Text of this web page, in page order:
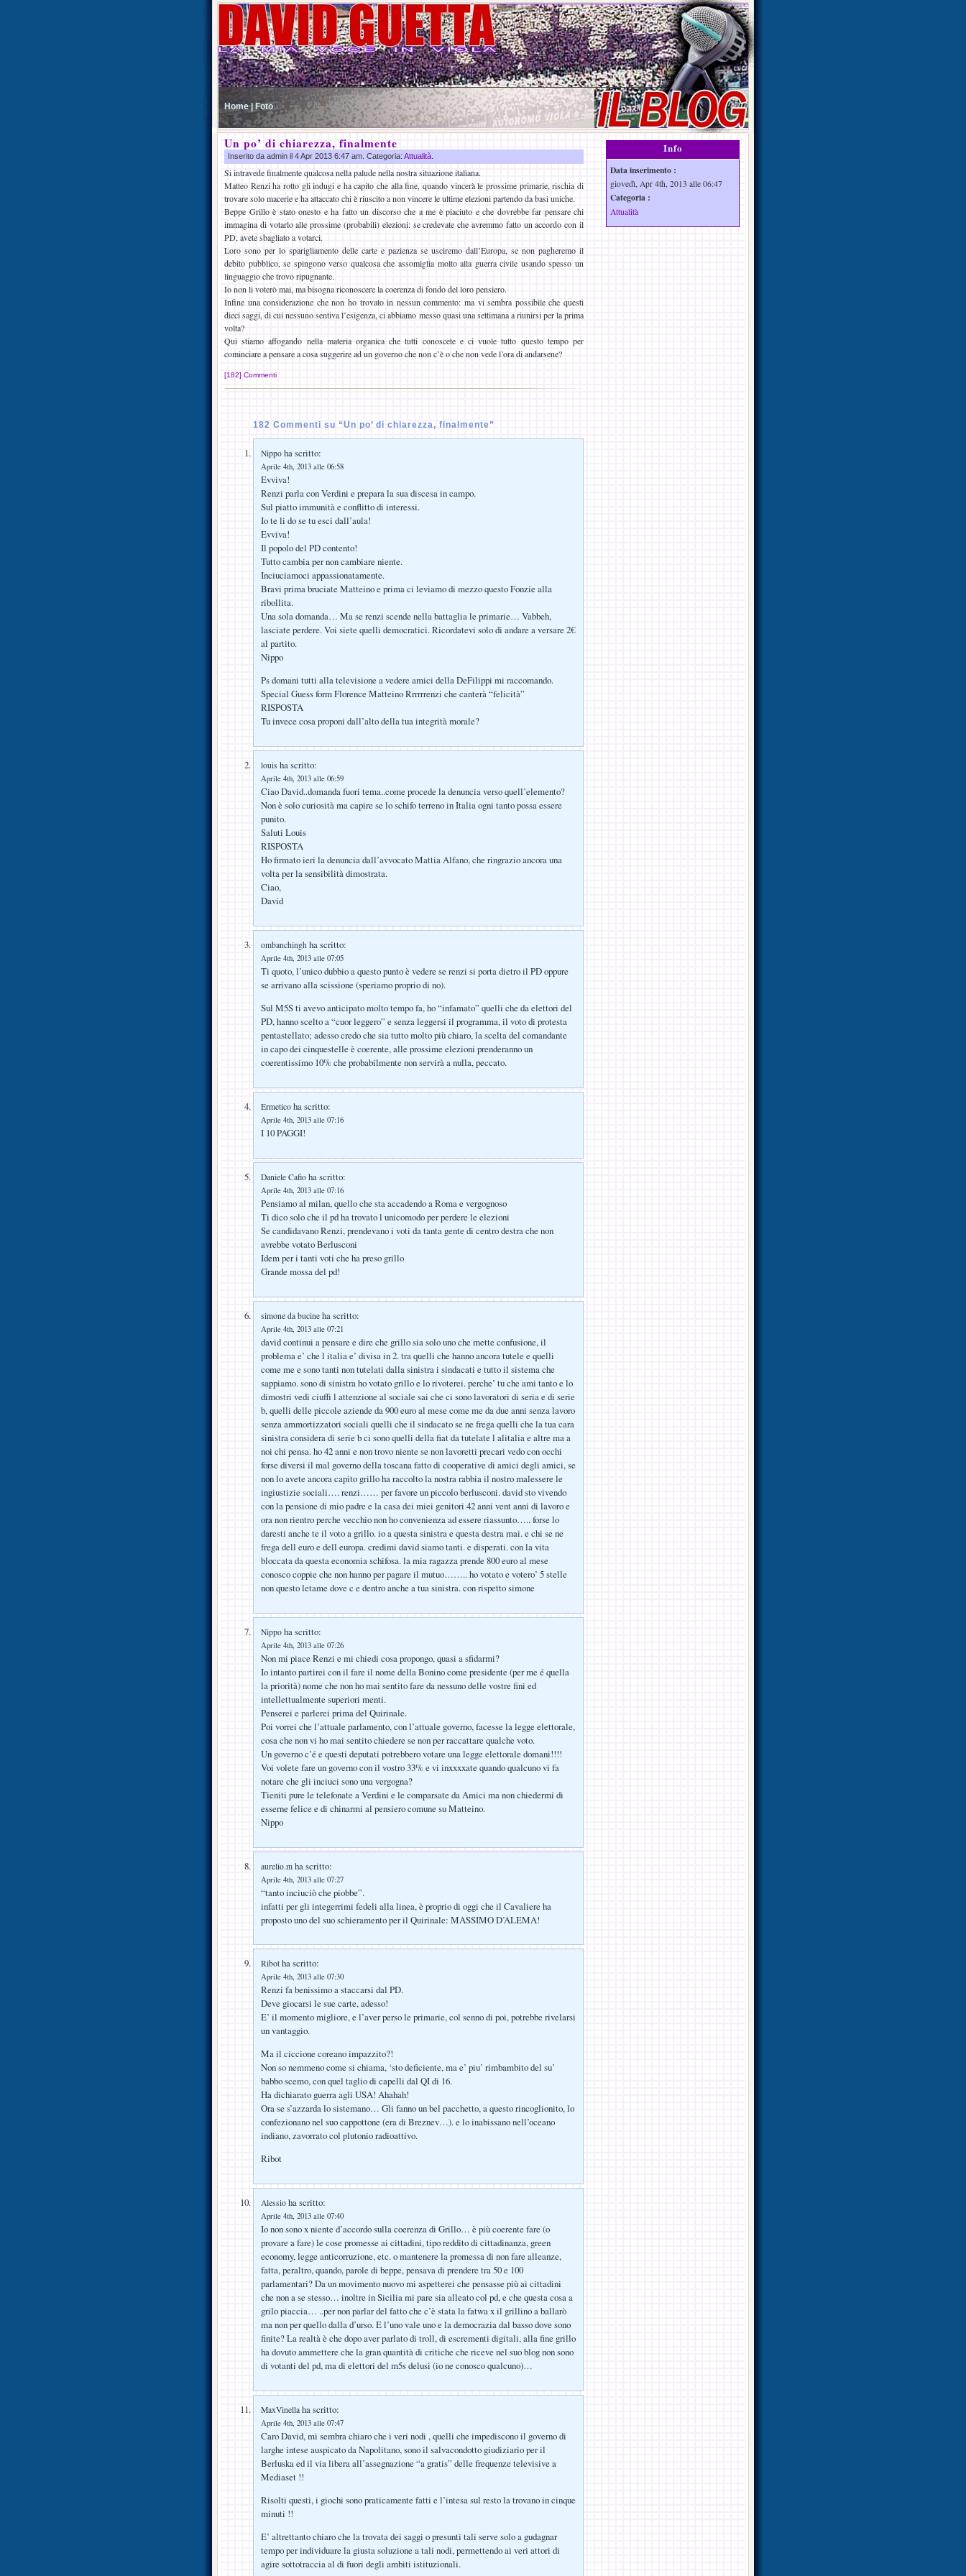
Home | Foto
Un po’ di chiarezza, finalmente
Inserito da admin il 4 Apr 2013 6:47 am. Categoria: Attualità
Si intravede finalmente qualcosa nella palude nella nostra situazione italiana.
Matteo Renzi ha rotto gli indugi e ha capito che alla fine, quando vincerà le prossime primarie, rischia di
trovare solo macerie e ha attaccato chi è riuscito a non vincere le ultime elezioni partendo da basi uniche.
Beppe Grillo è stato onesto e ha fatto un discorso che a me è piaciuto e che dovrebbe far pensare chi
immagina di votarlo alle prossime (probabili) elezioni: se credevate che avremmo fatto un accordo con il
PD, avete sbagliato a votarci.
Loro sono per lo sparigliamento delle carte e pazienza se usciremo dall’Europa, se non pagheremo il
debito pubblico, se spingono verso qualcosa che assomiglia molto alla guerra civile usando spesso un
linguaggio che trovo ripugnante.
Io non li voterò mai, ma bisogna riconoscere la coerenza di fondo del loro pensiero.
Infine una considerazione che non ho trovato in nessun commento: ma vi sembra possibile che questi
dieci saggi, di cui nessuno sentiva l’esigenza, ci abbiamo messo quasi una settimana a riunirsi per la prima
volta?
Qui stiamo affogando nella materia organica che tutti conoscete e ci vuole tutto questo tempo per
cominciare a pensare a cosa suggerire ad un governo che non c’è o che non vede l’ora di andarsene?
[182] Commenti
182 Commenti su “Un po’ di chiarezza, finalmente”
Nippo ha scritto:
Aprile 4th, 2013 alle 06:58
Evviva!
Renzi parla con Verdini e prepara la sua discesa in campo.
Sul piatto immunità e conflitto di interessi.
Io te li do se tu esci dall’aula!
Evviva!
Il popolo del PD contento!
Tutto cambia per non cambiare niente.
Inciuciamoci appassionatamente.
Bravi prima bruciate Matteino e prima ci leviamo di mezzo questo Fonzie alla
ribollita.
Una sola domanda… Ma se renzi scende nella battaglia le primarie… Vabbeh,
lasciate perdere. Voi siete quelli democratici. Ricordatevi solo di andare a versare 2€
al partito.
Nippo
Ps domani tutti alla televisione a vedere amici della DeFilippi mi raccomando.
Special Guess form Florence Matteino Rrrrrrenzi che canterà “felicità”
RISPOSTA
Tu invece cosa proponi dall’alto della tua integrità morale?
louis ha scritto:
Aprile 4th, 2013 alle 06:59
Ciao David..domanda fuori tema..come procede la denuncia verso quell’elemento?
Non è solo curiosità ma capire se lo schifo terreno in Italia ogni tanto possa essere
punito.
Saluti Louis
RISPOSTA
Ho firmato ieri la denuncia dall’avvocato Mattia Alfano, che ringrazio ancora una
volta per la sensibilità dimostrata.
Ciao,
David
ombanchingh ha scritto:
Aprile 4th, 2013 alle 07:05
Ti quoto, l’unico dubbio a questo punto è vedere se renzi si porta dietro il PD oppure
se arrivano alla scissione (speriamo proprio di no).
Sul M5S ti avevo anticipato molto tempo fa, ho “infamato” quelli che da elettori del
PD, hanno scelto a “cuor leggero” e senza leggersi il programma, il voto di protesta
pentastellato; adesso credo che sia tutto molto più chiaro, la scelta del comandante
in capo dei cinquestelle è coerente, alle prossime elezioni prenderanno un
coerentissimo 10% che probabilmente non servirà a nulla, peccato.
Ermetico ha scritto:
Aprile 4th, 2013 alle 07:16
I 10 PAGGI!
Daniele Cafio ha scritto:
Aprile 4th, 2013 alle 07:16
Pensiamo al milan, quello che sta accadendo a Roma e vergognoso
Ti dico solo che il pd ha trovato l unicomodo per perdere le elezioni
Se candidavano Renzi, prendevano i voti da tanta gente di centro destra che non
avrebbe votato Berlusconi
Idem per i tanti voti che ha preso grillo
Grande mossa del pd!
simone da bucine ha scritto:
Aprile 4th, 2013 alle 07:21
david continui a pensare e dire che grillo sia solo uno che mette confusione, il
problema e’ che l italia e’ divisa in 2. tra quelli che hanno ancora tutele e quelli
come me e sono tanti non tutelati dalla sinistra i sindacati e tutto il sistema che
sappiamo. sono di sinistra ho votato grillo e lo rivoterei. perche’ tu che ami tanto e lo
dimostri vedi ciuffi l attenzione al sociale sai che ci sono lavoratori di seria e di serie
b, quelli delle piccole aziende da 900 euro al mese come me da due anni senza lavoro
senza ammortizzatori sociali quelli che il sindacato se ne frega quelli che la tua cara
sinistra considera di serie b ci sono quelli della fiat da tutelate l alitalia e altre ma a
noi chi pensa. ho 42 anni e non trovo niente se non lavoretti precari vedo con occhi
forse diversi il mal governo della toscana fatto di cooperative di amici degli amici, se
non lo avete ancora capito grillo ha raccolto la nostra rabbia il nostro malessere le
ingiustizie sociali…. renzi…… per favore un piccolo berlusconi. david sto vivendo
con la pensione di mio padre e la casa dei miei genitori 42 anni vent anni di lavoro e
ora non rientro perche vecchio non ho convenienza ad essere riassunto….. forse lo
daresti anche te il voto a grillo. io a questa sinistra e questa destra mai. e chi se ne
frega dell euro e dell europa. credimi david siamo tanti. e disperati. con la vita
bloccata da questa economia schifosa. la mia ragazza prende 800 euro al mese
conosco coppie che non hanno per pagare il mutuo…….. ho votato e votero’ 5 stelle
non questo letame dove c e dentro anche a tua sinistra. con rispetto simone
Nippo ha scritto:
Aprile 4th, 2013 alle 07:26
Non mi piace Renzi e mi chiedi cosa propongo, quasi a sfidarmi?
Io intanto partirei con il fare il nome della Bonino come presidente (per me é quella
la priorità) nome che non ho mai sentito fare da nessuno delle vostre fini ed
intellettualmente superiori menti.
Penserei e parlerei prima del Quirinale.
Poi vorrei che l’attuale parlamento, con l’attuale governo, facesse la legge elettorale,
cosa che non vi ho mai sentito chiedere se non per raccattare qualche voto.
Un governo c’é e questi deputati potrebbero votare una legge elettorale domani!!!!
Voi volete fare un governo con il vostro 33% e vi inxxxxate quando qualcuno vi fa
notare che gli inciuci sono una vergogna?
Tieniti pure le telefonate a Verdini e le comparsate da Amici ma non chiedermi di
esserne felice e di chinarmi al pensiero comune su Matteino.
Nippo
aurelio.m ha scritto:
Aprile 4th, 2013 alle 07:27
“tanto inciuciò che piobbe”.
infatti per gli integerrimi fedeli alla linea, è proprio di oggi che il Cavaliere ha
proposto uno del suo schieramento per il Quirinale: MASSIMO D’ALEMA!
Ribot ha scritto:
Aprile 4th, 2013 alle 07:30
Renzi fa benissimo a staccarsi dal PD.
Deve giocarsi le sue carte, adesso!
E’ il momento migliore, e l’aver perso le primarie, col senno di poi, potrebbe rivelarsi
un vantaggio.
Ma il ciccione coreano impazzito?!
Non so nemmeno come si chiama, ‘sto deficiente, ma e’ piu’ rimbambito del su’
babbo scemo, con quel taglio di capelli dal QI di 16.
Ha dichiarato guerra agli USA! Ahahah!
Ora se s’azzarda lo sistemano… Gli fanno un bel pacchetto, a questo rincoglionito, lo
confezionano nel suo cappottone (era di Breznev…). e lo inabissano nell’oceano
indiano, zavorrato col plutonio radioattivo.
Ribot
Alessio ha scritto:
Aprile 4th, 2013 alle 07:40
Io non sono x niente d’accordo sulla coerenza di Grillo… è più coerente fare (o
provare a fare) le cose promesse ai cittadini, tipo reddito di cittadinanza, green
economy, legge anticorruzione, etc. o mantenere la promessa di non fare alleanze,
fatta, peraltro, quando, parole di beppe, pensava di prendere tra 50 e 100
parlamentari? Da un movimento nuovo mi aspetterei che pensasse più ai cittadini
che non a se stesso… inoltre in Sicilia mi pare sia alleato col pd, e che questa cosa a
grilo piaccia… ..per non parlar del fatto che c’è stata la fatwa x il grillino a ballarò
ma non per quello dalla d’urso. E l’uno vale uno e la democrazia dal basso dove sono
finite? La realtà è che dopo aver parlato di troll, di escrementi digitali, alla fine grillo
ha dovuto ammettere che la gran quantità di critiche che riceve nel suo blog non sono
di votanti del pd, ma di elettori del m5s delusi (io ne conosco qualcuno)…
MaxVinella ha scritto:
Aprile 4th, 2013 alle 07:47
Caro David, mi sembra chiaro che i veri nodi , quelli che impediscono il governo di
larghe intese auspicato da Napolitano, sono il salvacondotto giudiziario per il
Berluska ed il via libera all’assegnazione “a gratis” delle frequenze televisive a
Mediaset !!
Risolti questi, i giochi sono praticamente fatti e l’intesa sul resto la trovano in cinque
minuti !!
E’ altrettanto chiaro che la trovata dei saggi o presunti tali serve solo a gudagnar
tempo per individuare la giusta soluzione a tali nodi, permettendo ai veri attori di
agire sottotraccia al di fuori degli ambiti istituzionali.
Info
Data inserimento :
giovedì, Apr 4th, 2013 alle 06:47
Categoria :
Attualità